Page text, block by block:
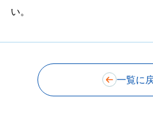
い。
一覧に